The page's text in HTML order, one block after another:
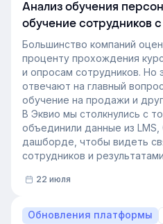
также на критерии выбора
В этой статье разбираем,
как эти изменения
обучение в ближайшие
на основе интервью
Эквио Леонида Бутакова
Анализ обучения
обучение сотрудников
показателями
Большинство компаний
проценту прохождения
и опросам сотрудников. Но
отвечают на главный
обучение на продажи и
В Эквио мы столкнулись с
объединили данные из LMS,
дашборде, чтобы видеть
сотрудников и
22 июля
Обновления платформы